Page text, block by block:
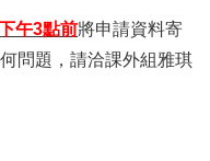
午3點前將申請資料寄
何問題，請洽課外組雅琪